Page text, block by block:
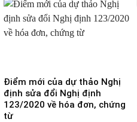
Điểm mới của dự thảo Nghị
định sửa đổi Nghị định
123/2020 về hóa đơn, chứng
từ